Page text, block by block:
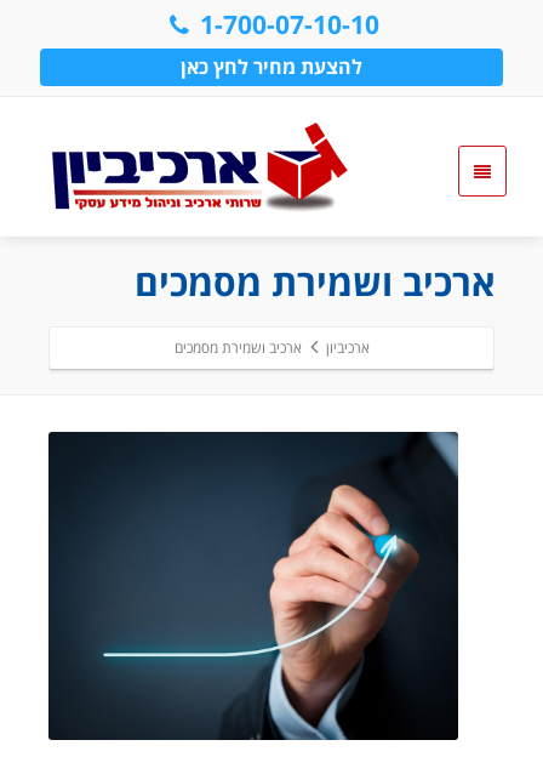
1-700-07-10-10
להצעת מחיר לחץ כאן
ארכיב ושמירת מסמכים
ארכיביון ארכיב ושמירת מסמכים